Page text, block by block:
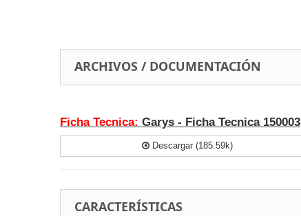
ARCHIVOS / DOCUMENTACIÓN
Ficha Tecnica: Garys - Ficha Tecnica 150003
Descargar (185.59k)
CARACTERÍSTICAS